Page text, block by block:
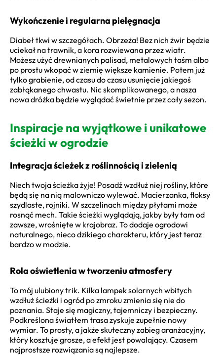
Wykończenie i regularna pielęgnacja
Diabeł tkwi w szczegółach. Obrzeża! Bez nich żwir będzie
uciekał na trawnik, a kora rozwiewana przez wiatr.
Możesz użyć drewnianych palisad, metalowych taśm albo
po prostu wkopać w ziemię większe kamienie. Potem już
tylko grabienie, od czasu do czasu usunięcie jakiegoś
zabłąkanego chwastu. Nic skomplikowanego, a nasza
nowa dróżka będzie wyglądać świetnie przez cały sezon.
Inspiracje na wyjątkowe i unikatowe
ścieżki w ogrodzie
Integracja ścieżek z roślinnością i zielenią
Niech twoja ścieżka żyje! Posadź wzdłuż niej rośliny, które
będą się na nią malowniczo wylewać. Macierzanka, floksy
szydlaste, rojniki. W szczelinach między płytami może
rosnąć mech. Takie ścieżki wyglądają, jakby były tam od
zawsze, wrośnięte w krajobraz. To dodaje ogrodowi
naturalnego, nieco dzikiego charakteru, który jest teraz
bardzo w modzie.
Rola oświetlenia w tworzeniu atmosfery
To mój ulubiony trik. Kilka lampek solarnych wbitych
wzdłuż ścieżki i ogród po zmroku zmienia się nie do
poznania. Staje się magiczny, tajemniczy i bezpieczny.
Podkreślona światłem trasa zyskuje zupełnie nowy
wymiar. To prosty, a jakże skuteczny zabieg aranżacyjny,
który kosztuje grosze, a efekt jest powalający. Czasem
najprostsze rozwiązania są najlepsze.